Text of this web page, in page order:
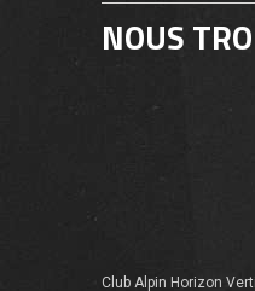
NOUS
Club Alpin Horizon